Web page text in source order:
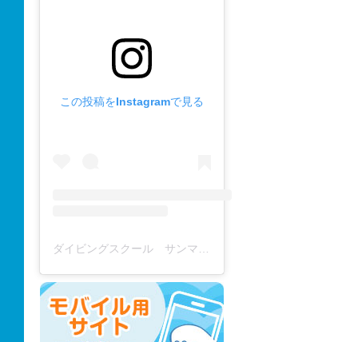
この投稿をInstagramで見る
ダイビングスクール サンマーレ / diving school(@diving_school_sanmare)がシェアした投稿